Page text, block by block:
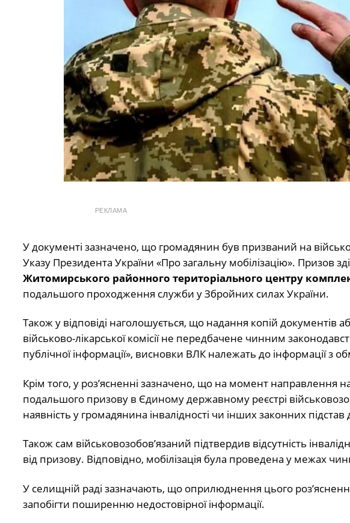
РЕКЛАМА
У документі зазначено, що громадянин був призваний на
Указу Президента України «Про загальну мобілізацію». Призов
Житомирського районного територіального центру
подальшого проходження служби у Збройних силах України.
Також у відповіді наголошується, що надання копій документів
військово-лікарської комісії не передбачене чинним
публічної інформації», висновки ВЛК належать до інформації з
Крім того, у роз’ясненні зазначено, що на момент направлення
подальшого призову в Єдиному державному реєстрі
наявність у громадянина інвалідності чи інших законних підстав
Також сам військовозобов’язаний підтвердив відсутність
від призову. Відповідно, мобілізація була проведена у межах
У селищній раді зазначають, що оприлюднення цього
запобігти поширенню недостовірної інформації.